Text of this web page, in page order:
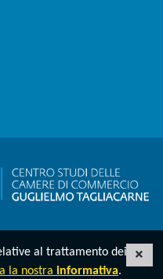
al trattamento dei
la nostra informativa.